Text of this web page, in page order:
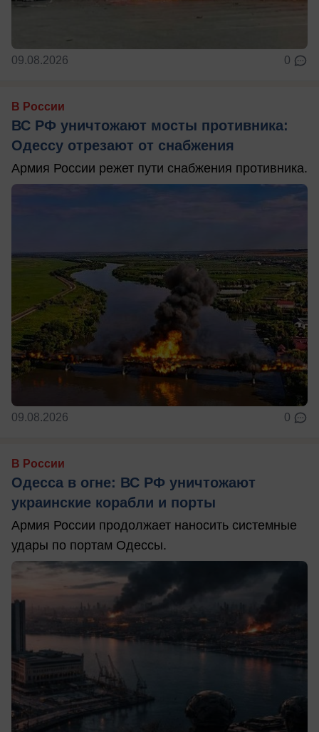
09.08.2026 0
В России
ВС РФ уничтожают мосты противника:
Одессу отрезают от снабжения
Армия России режет пути снабжения противника.
09.08.2026 0
В России
Одесса в огне: ВС РФ уничтожают
украинские корабли и порты
Армия России продолжает наносить системные
удары по портам Одессы.